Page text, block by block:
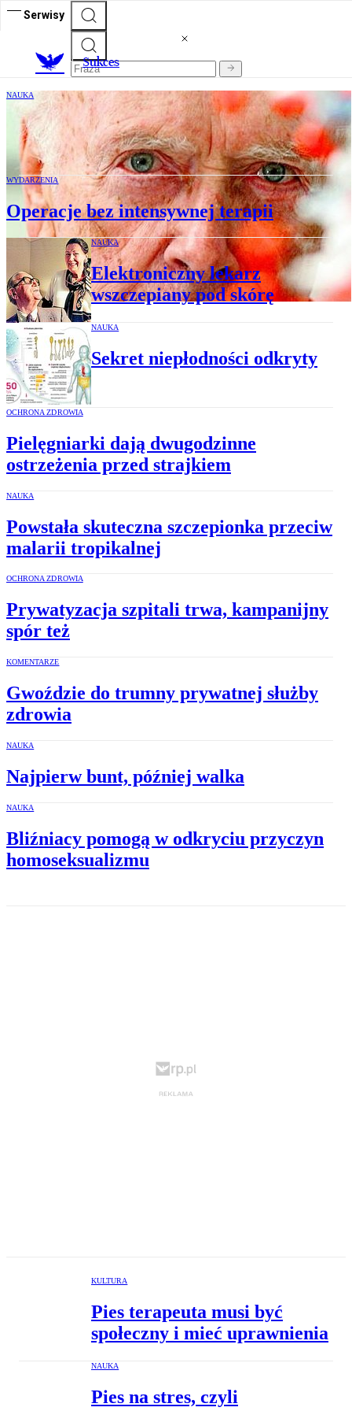
Serwisy
Sukces
NAUKA
James Watson: noblista rasista?
WYDARZENIA
Operacje bez intensywnej terapii
NAUKA
Elektroniczny lekarz
wszczepiany pod skórę
NAUKA
Sekret niepłodności odkryty
OCHRONA ZDROWIA
Pielęgniarki dają dwugodzinne
ostrzeżenia przed strajkiem
NAUKA
Powstała skuteczna szczepionka przeciw
malarii tropikalnej
OCHRONA ZDROWIA
Prywatyzacja szpitali trwa, kampanijny
spór też
KOMENTARZE
Gwoździe do trumny prywatnej służby
zdrowia
NAUKA
Najpierw bunt, później walka
NAUKA
Bliźniacy pomogą w odkryciu przyczyn
homoseksualizmu
KULTURA
Pies terapeuta musi być
społeczny i mieć uprawnienia
NAUKA
Pies na stres, czyli